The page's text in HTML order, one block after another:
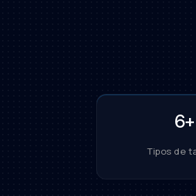
6+
Tipos de